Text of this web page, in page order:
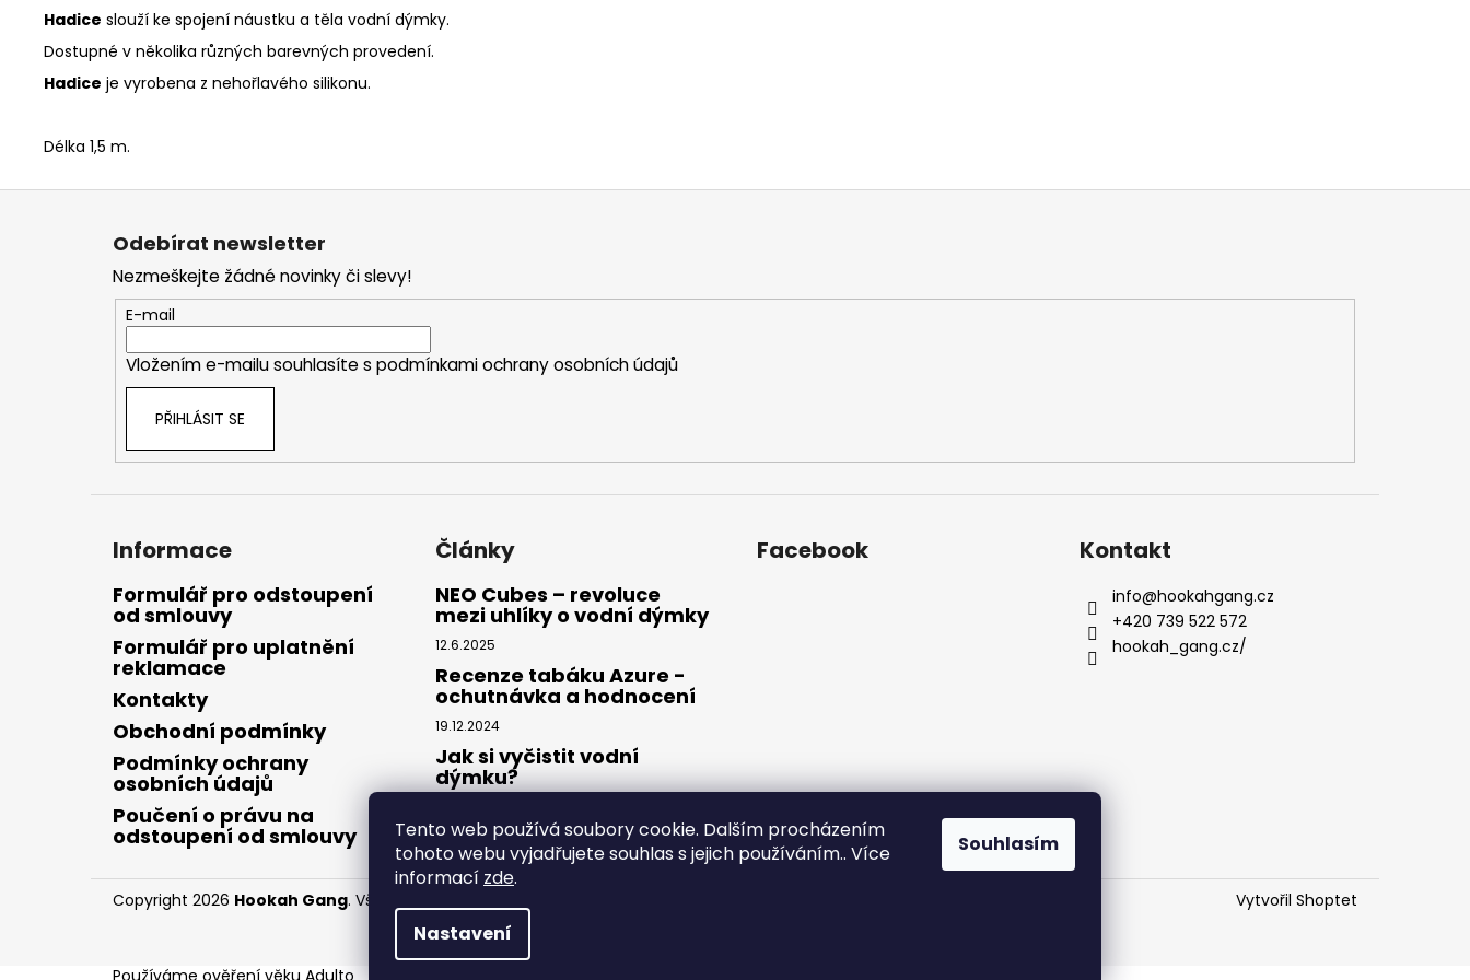
Tento web používá soubory cookie. Dalším procházením
tohoto webu vyjadřujete souhlas s jejich používáním.. Více
informací zde.
Nastavení
Souhlasím
Hadice slouží ke spojení náustku a těla vodní dýmky.
Dostupné v několika různých barevných provedení.
Hadice je vyrobena z nehořlavého silikonu.
Délka 1,5 m.
Z
Odebírat newsletter
Nezmeškejte žádné novinky či slevy!
E-mail
Vložením e-mailu souhlasíte s podmínkami ochrany osobních údajů
PŘIHLÁSIT SE
Informace
Formulář pro odstoupení
od smlouvy
Formulář pro uplatnění
reklamace
Kontakty
Obchodní podmínky
Podmínky ochrany
osobních údajů
Poučení o právu na
odstoupení od smlouvy
Články
NEO Cubes – revoluce
mezi uhlíky o vodní dýmky
12.6.2025
Recenze tabáku Azure -
ochutnávka a hodnocení
19.12.2024
Jak si vyčistit vodní
dýmku?
Facebook Kontakt
info@hookahgang.cz
+420 739 522 572
hookah_gang.cz/
Vytvořil Shoptet
Copyright 2026 Hookah Gang. Všechna práva vyhrazena.
Používáme ověření věku Adulto